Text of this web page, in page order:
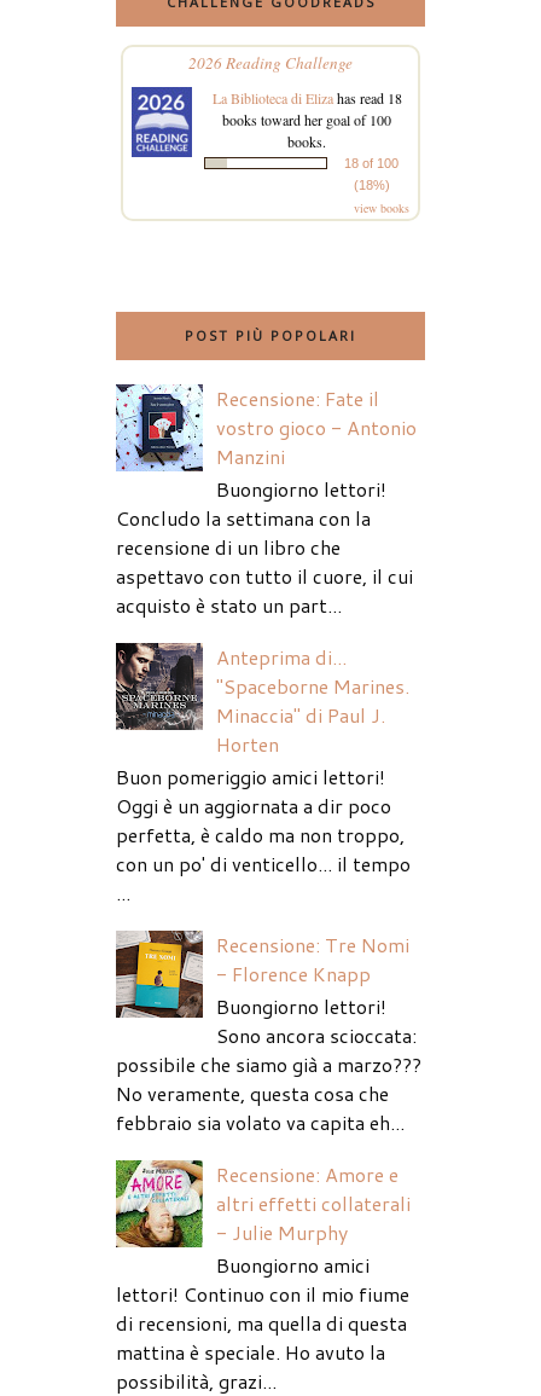
2026 Reading Challenge
La Biblioteca di Elizahas read 18
books toward her goal of 100
books.
18 of 100
(18%)
view books
POST PIÙ POPOLARI
Recensione: Fate il
vostro gioco - Antonio
Manzini
Buongiorno lettori!
Concludo la settimana con la
recensione di un libro che
aspettavo con tutto il cuore, il cui
acquisto è stato un part...
Anteprima di...
"Spaceborne Marines.
Minaccia" di Paul J.
Horten
Buon pomeriggio amici lettori!
Oggi è un aggiornata a dir poco
perfetta, è caldo ma non troppo,
con un po' di venticello... il tempo
...
Recensione: Tre Nomi
- Florence Knapp
Buongiorno lettori!
Sono ancora scioccata:
possibile che siamo già a marzo???
No veramente, questa cosa che
febbraio sia volato va capita eh...
Recensione: Amore e
altri effetti collaterali
- Julie Murphy
Buongiorno amici
lettori! Continuo con il mio fiume
di recensioni, ma quella di questa
mattina è speciale. Ho avuto la
possibilità, grazi...